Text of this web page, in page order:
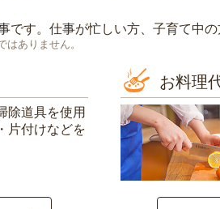
です。仕事が忙しい方、子育て中
ありません。
除道具を使用
片付けなどを
お料理